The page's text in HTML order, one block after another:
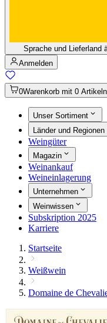
Sprache und Lieferland
Anmelden
0Warenkorb mit 0 Artikeln
Unser Sortiment
Länder und Regionen
Weingüter
Magazin
Weinankauf
Weineinlagerung
Unternehmen
Weinwissen
Subskription 2025
Karriere
Startseite
Weißwein
Domaine de